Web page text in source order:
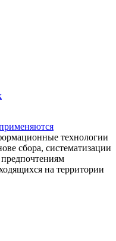
технологии
сбора, систематизации
на территории